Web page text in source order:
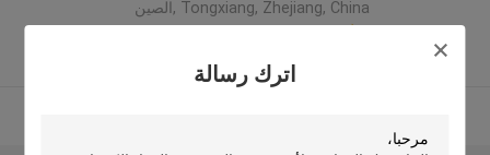
اترك رسالة
Tongxiang, Zhejiang, China ,الصين